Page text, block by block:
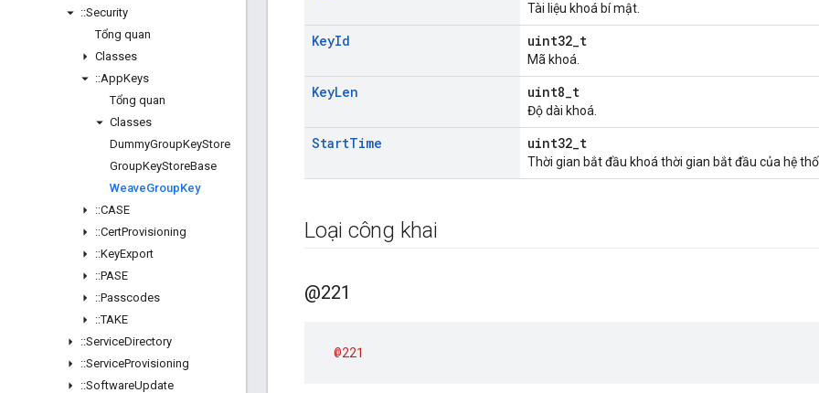
::Security
Tổng quan
Classes
::AppKeys
Tổng quan
Classes
DummyGroupKeyStore
GroupKeyStoreBase
WeaveGroupKey
::CASE
::CertProvisioning
::KeyExport
::PASE
::Passcodes
::TAKE
::ServiceDirectory
::ServiceProvisioning
::SoftwareUpdate
Tài liệu khoá bí mật.
KeyId uint32_t
Mã khoá.
KeyLen uint8_t
Độ dài khoá.
StartTime uint32_t
Thời gian bắt đầu khoá thời gian bắt đầu của hệ
Loại công khai
@221
@221